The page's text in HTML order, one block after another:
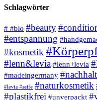
Schlagwörter
# #bio #beauty
#entspannung
#kosmetik
#lenn&levia #lenn+levia
#madeingermany
#levia #seife #naturkosmetik
#plastikfrei #unverpackt